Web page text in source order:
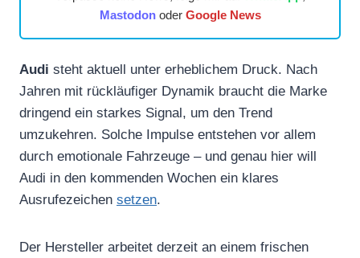
Mastodonoder Google News
Audi steht aktuell unter erheblichem Druck. Nach
Jahren mit rückläufiger Dynamik braucht die Marke
dringend ein starkes Signal, um den Trend
umzukehren. Solche Impulse entstehen vor allem
durch emotionale Fahrzeuge – und genau hier will
Audi in den kommenden Wochen ein klares
Ausrufezeichen setzen.
Der Hersteller arbeitet derzeit an einem frischen